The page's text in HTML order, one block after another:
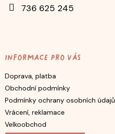
736 625 245
Informace pro vás
Doprava, platba
Obchodní podmínky
Podmínky ochrany osobních údajů
Vrácení, reklamace
Velkoobchod